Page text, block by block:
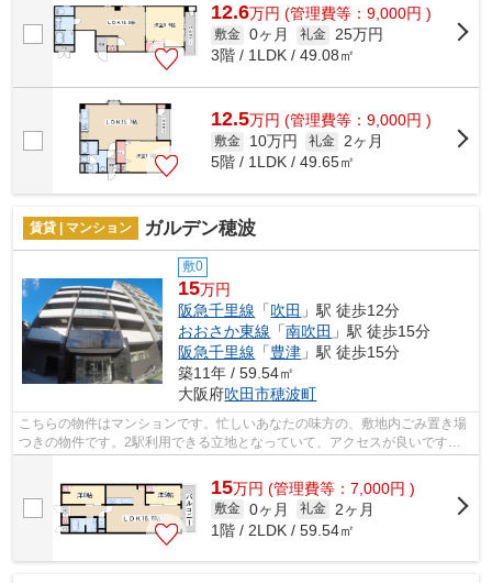
12.6万円 (管理費等：9,000円 )
敷金 0ヶ月 礼金
25万円
3階 / 1LDK / 49.08㎡
12.5万円 (管理費等：9,000円 )
敷金 10万円 礼金
2ヶ月
5階 / 1LDK / 49.65㎡
賃貸 | マンション ガルデン穂波
敷0
15万円
阪急千里線 「吹田 」駅 徒歩12分
おおさか東線 「南吹田 」駅 徒歩15分
阪急千里線 「豊津 」駅 徒歩15分
築11年 / 59.54㎡
大阪府吹田市穂波町
こちらの物件はマンションです。忙しいあなたの味方の、敷地内ごみ置き場
つきの物件です。2駅利用できる立地となっていて、アクセスが良いです。
15万円 (管理費等：7,000円 )
敷金 0ヶ月 礼金
2ヶ月
1階 / 2LDK / 59.54㎡